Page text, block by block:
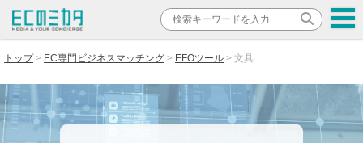
トップ EC専門ビジネスマッチング EFOツール 文具